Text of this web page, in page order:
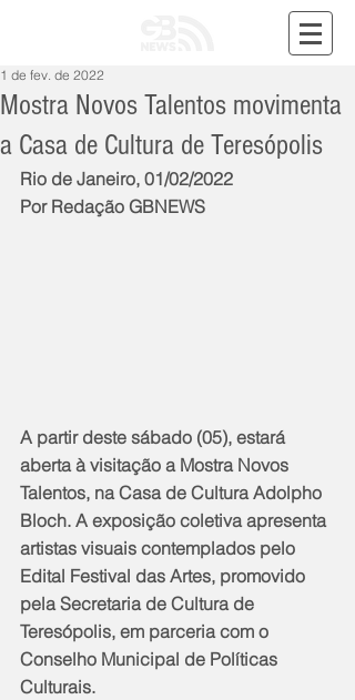
Mostra Novos Talentos movimenta
a Casa de Cultura de Teresópolis
1 de fev. de 2022
Rio de Janeiro, 01/02/2022
Por Redação GBNEWS
A partir deste sábado (05), estará
aberta à visitação a Mostra Novos
Talentos, na Casa de Cultura Adolpho
Bloch. A exposição coletiva apresenta
artistas visuais contemplados pelo
Edital Festival das Artes, promovido
pela Secretaria de Cultura de
Teresópolis, em parceria com o
Conselho Municipal de Políticas
Culturais.